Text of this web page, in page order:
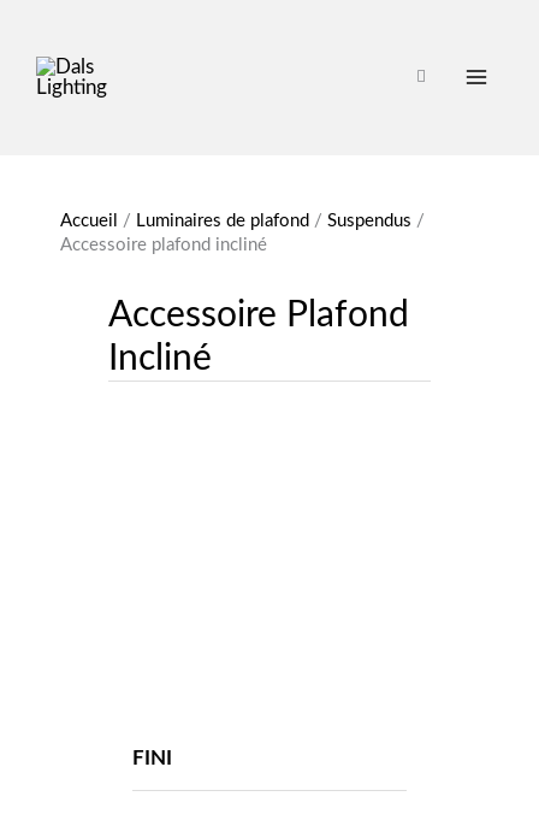
Accueil / Luminaires de plafond / Suspendus /
Accessoire plafond incliné
Accessoire Plafond
Incliné
FINI